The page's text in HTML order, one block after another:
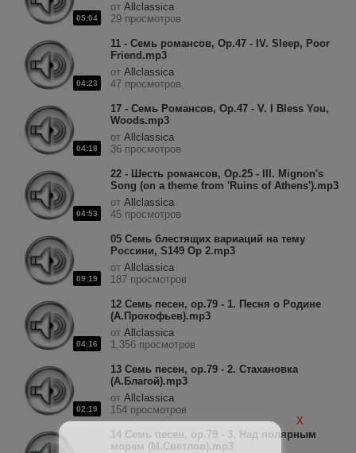
05:04
от Allclassica
29 просмотров
04:23
11 - Семь романсов, Op.47 - IV. Sleep, Poor
Friend.mp3
от Allclassica
47 просмотров
04:18
17 - Семь Романсов, Op.47 - V. I Bless You,
Woods.mp3
от Allclassica
36 просмотров
04:53
22 - Шесть романсов, Op.25 - III. Mignon's
Song (on a theme from 'Ruins of Athens').mp3
от Allclassica
45 просмотров
09:19
05 Семь блестящих вариаций на тему
Россини, S149 Op 2.mp3
от Allclassica
187 просмотров
04:16
12 Семь песен, op.79 - 1. Песня о Родине
(А.Прокофьев).mp3
от Allclassica
1,356 просмотров
02:19
13 Семь песен, op.79 - 2. Стахановка
(А.Благой).mp3
от Allclassica
154 просмотров
14 Семь песен, op.79 - 3. Над полярным
морем (М.Светлов).mp3
X